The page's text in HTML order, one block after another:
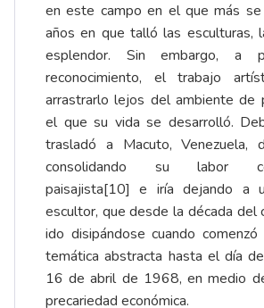
en este campo en el que más
años en que talló las esculturas,
esplendor. Sin embargo, a
reconocimiento, el trabajo
arrastrarlo lejos del ambiente de
el que su vida se desarrolló.
trasladó a Macuto, Venezuela,
consolidando su labor
paisajista[10] e iría dejando a
escultor, que desde la década del
ido disipándose cuando
temática abstracta hasta el día
16 de abril de 1968, en medio
precariedad económica.